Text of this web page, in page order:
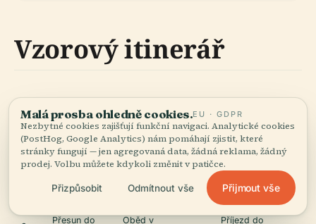
Vzorový itinerář
1
Příjezd do
Vratislavi
Staré Město &
Rynek
Večeře ve Starém
Městě
ostrov
Hala Století & parky Stezka trpaslíků
Přesun do Oběd v Příjezd do
Malá prosba ohledně cookies.EU · GDPR
Nezbytné cookies zajišťují funkční navigaci. Analytické cookies
(PostHog, Google Analytics) nám pomáhají zjistit, které
stránky fungují — jen agregovaná data, žádná reklama, žádný
prodej. Volbu můžete kdykoli změnit v patičce.
Přizpůsobit Odmítnout vše Přijmout vše